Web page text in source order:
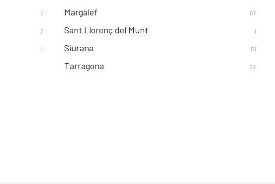
2
2
4
Margalef 57
Sant Llorenç del Munt 1
Siurana 51
Tarragona 22